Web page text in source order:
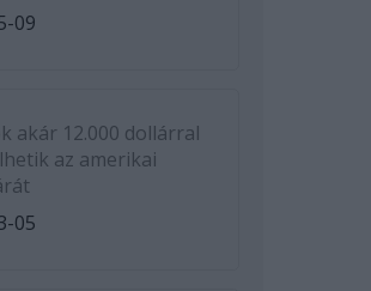
09
akár 12.000 dollárral
az amerikai
05